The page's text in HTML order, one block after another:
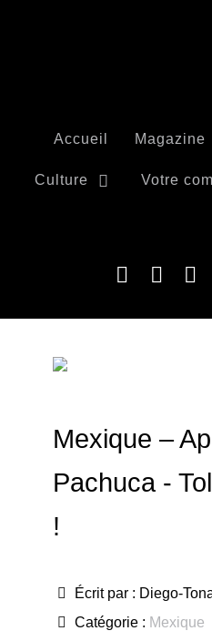
Accueil Magazine
Culture Votre
Mexique –
Pachuca -
!
Écrit par : Diego-
Catégorie : Mexique